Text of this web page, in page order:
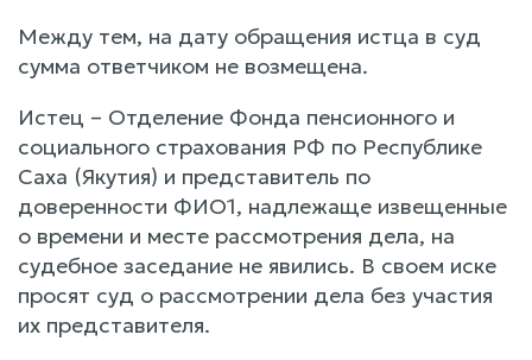
Между тем, на дату обращения истца в суд
сумма ответчиком не возмещена.
Истец – Отделение Фонда пенсионного и
социального страхования РФ по Республике
Саха (Якутия) и представитель по
доверенности ФИО1, надлежаще извещенные
о времени и месте рассмотрения дела, на
судебное заседание не явились. В своем иске
просят суд о рассмотрении дела без участия
их представителя.